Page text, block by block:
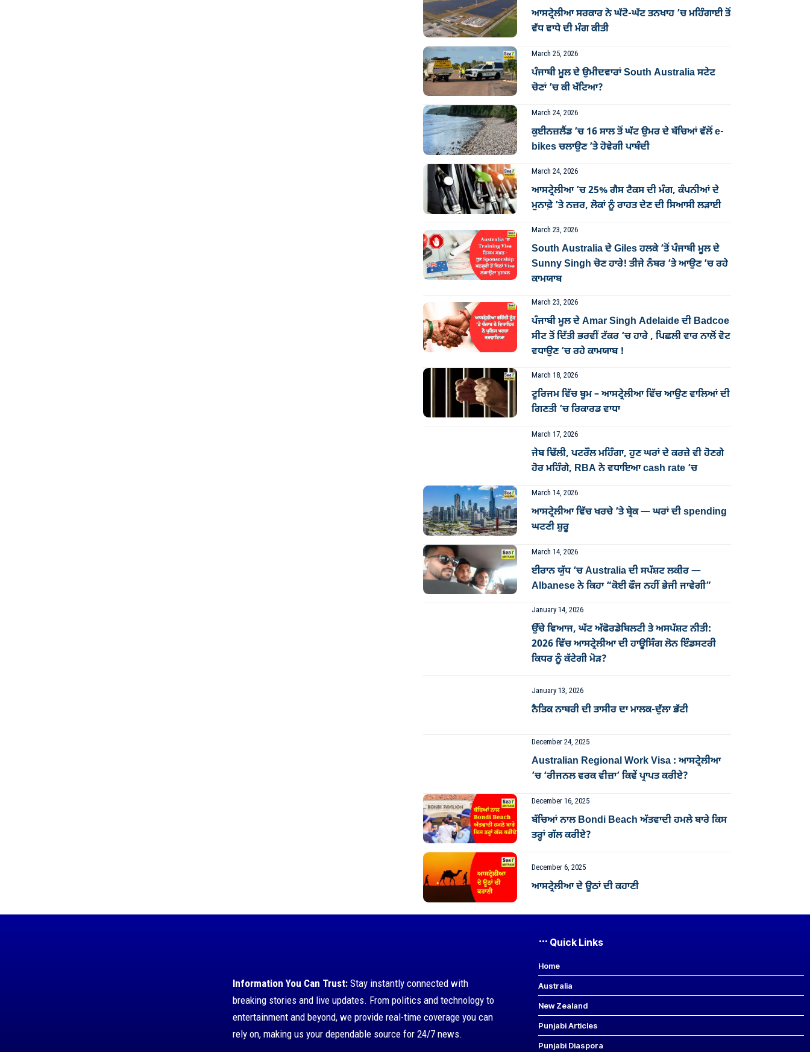
ਆਸਟ੍ਰੇਲੀਆ ਸਰਕਾਰ ਨੇ ਘੱਟੋ-ਘੱਟ ਤਨਖਾਹ ’ਚ ਮਹਿੰਗਾਈ ਤੋਂ
ਵੱਧ ਵਾਧੇ ਦੀ ਮੰਗ ਕੀਤੀ
March 25, 2026
ਪੰਜਾਬੀ ਮੂਲ ਦੇ ਉਮੀਦਵਾਰਾਂ South Australia ਸਟੇਟ
ਚੋਣਾਂ ’ਚ ਕੀ ਖੱਟਿਆ?
March 24, 2026
ਕੁਈਨਜ਼ਲੈਂਡ ’ਚ 16 ਸਾਲ ਤੋਂ ਘੱਟ ਉਮਰ ਦੇ ਬੱਚਿਆਂ ਵੱਲੋਂ e-
bikes ਚਲਾਉਣ ’ਤੇ ਹੋਵੇਗੀ ਪਾਬੰਦੀ
March 24, 2026
ਆਸਟ੍ਰੇਲੀਆ ’ਚ 25% ਗੈਸ ਟੈਕਸ ਦੀ ਮੰਗ, ਕੰਪਨੀਆਂ ਦੇ
ਮੁਨਾਫ਼ੇ ’ਤੇ ਨਜ਼ਰ, ਲੋਕਾਂ ਨੂੰ ਰਾਹਤ ਦੇਣ ਦੀ ਸਿਆਸੀ ਲੜਾਈ
March 23, 2026
South Australia ਦੇ Giles ਹਲਕੇ ’ਤੋਂ ਪੰਜਾਬੀ ਮੂਲ ਦੇ
Sunny Singh ਚੋਣ ਹਾਰੇ! ਤੀਜੇ ਨੰਬਰ ’ਤੇ ਆਉਣ ’ਚ ਰਹੇ
ਕਾਮਯਾਬ
March 23, 2026
ਪੰਜਾਬੀ ਮੂਲ ਦੇ Amar Singh Adelaide ਦੀ Badcoe
ਸੀਟ ਤੋਂ ਦਿੱਤੀ ਭਰਵੀਂ ਟੱਕਰ ‘ਚ ਹਾਰੇ , ਪਿਛਲੀ ਵਾਰ ਨਾਲੋਂ ਵੋਟ
ਵਧਾਉਣ ‘ਚ ਰਹੇ ਕਾਮਯਾਬ !
March 18, 2026
ਟੂਰਿਜਮ ਵਿੱਚ ਬੂਮ – ਆਸਟ੍ਰੇਲੀਆ ਵਿੱਚ ਆਉਣ ਵਾਲਿਆਂ ਦੀ
ਗਿਣਤੀ ’ਚ ਰਿਕਾਰਡ ਵਾਧਾ
March 17, 2026
ਜੇਬ ਢਿੱਲੀ, ਪਟਰੌਲ ਮਹਿੰਗਾ, ਹੁਣ ਘਰਾਂ ਦੇ ਕਰਜ਼ੇ ਵੀ ਹੋਣਗੇ
ਹੋਰ ਮਹਿੰਗੇ, RBA ਨੇ ਵਧਾਇਆ cash rate ’ਚ
March 14, 2026
ਆਸਟ੍ਰੇਲੀਆ ਵਿੱਚ ਖਰਚੇ ’ਤੇ ਬ੍ਰੇਕ — ਘਰਾਂ ਦੀ spending
ਘਟਣੀ ਸ਼ੁਰੂ
March 14, 2026
ਈਰਾਨ ਯੁੱਧ ‘ਚ Australia ਦੀ ਸਪੱਸ਼ਟ ਲਕੀਰ —
Albanese ਨੇ ਕਿਹਾ “ਕੋਈ ਫੌਜ ਨਹੀਂ ਭੇਜੀ ਜਾਵੇਗੀ”
January 14, 2026
ਉੱਚੇ ਵਿਆਜ, ਘੱਟ ਅੱਫੋਰਡੇਬਿਲਟੀ ਤੇ ਅਸਪੱਸ਼ਟ ਨੀਤੀ:
2026 ਵਿੱਚ ਆਸਟ੍ਰੇਲੀਆ ਦੀ ਹਾਊਸਿੰਗ ਲੋਨ ਇੰਡਸਟਰੀ
ਕਿਧਰ ਨੂੰ ਕੱਟੇਗੀ ਮੋੜ?
January 13, 2026
ਨੈਤਿਕ ਨਾਬਰੀ ਦੀ ਤਾਸੀਰ ਦਾ ਮਾਲਕ-ਦੁੱਲਾ ਭੱਟੀ
December 24, 2025
Australian Regional Work Visa : ਆਸਟ੍ਰੇਲੀਆ
’ਚ ‘ਰੀਜਨਲ ਵਰਕ ਵੀਜ਼ਾ’ ਕਿਵੇਂ ਪ੍ਰਾਪਤ ਕਰੀਏ?
December 16, 2025
ਬੱਚਿਆਂ ਨਾਲ Bondi Beach ਅੱਤਵਾਦੀ ਹਮਲੇ ਬਾਰੇ ਕਿਸ
ਤਰ੍ਹਾਂ ਗੱਲ ਕਰੀਏ?
December 6, 2025
ਆਸਟ੍ਰੇਲੀਆ ਦੇ ਊਠਾਂ ਦੀ ਕਹਾਣੀ
Information You Can Trust: Stay instantly connected with
breaking stories and live updates. From politics and technology to
entertainment and beyond, we provide real-time coverage you can
rely on, making us your dependable source for 24/7 news.
Quick Links
Home
Australia
New Zealand
Punjabi Articles
Punjabi Diaspora